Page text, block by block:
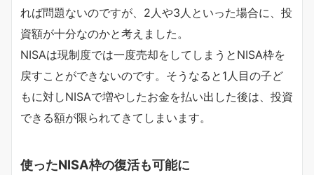
れば問題ないのですが、2人や3人といった場合に、投
資額が十分なのかと考えました。
NISAは現制度では一度売却をしてしまうとNISA枠を
戻すことができないのです。そうなると1人目の子ど
もに対しNISAで増やしたお金を払い出した後は、投資
できる額が限られてきてしまいます。
使ったNISA枠の復活も可能に